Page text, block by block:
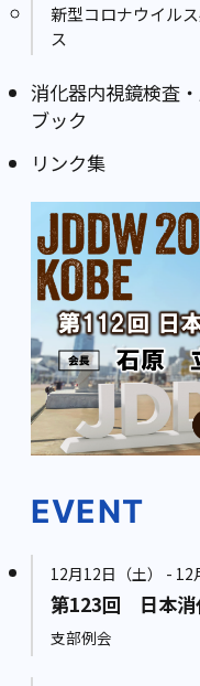
新型コロナウイル
ス
消化器内視鏡検査
ブック
リンク集
EVENT
12月12日（土） - 12
第123回 日本消
支部例会